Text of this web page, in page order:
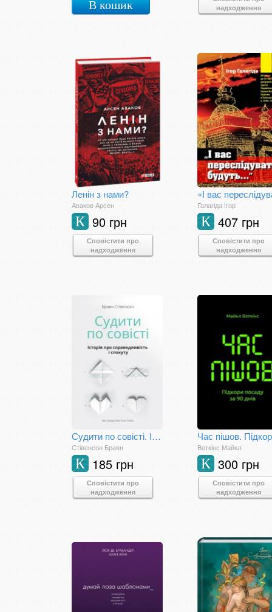
В кошик
надходження
Ленін з нами?
Аваков Арсен
90 грн
К
Сповістити про
надходження
Галагіда Ігор
407 грн
К
Сповістити про
надходження
Судити по совісті. Історія про справедливість і спокуту
Стівенсон Браян
185 грн
К
Сповістити про
надходження
Воткінс Майкл
300 грн
К
Сповістити про
надходження